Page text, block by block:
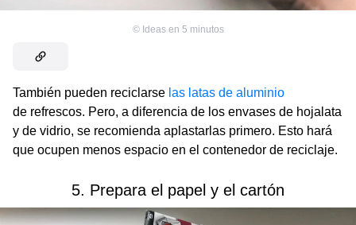
© Ideas en 5 minutos
También pueden reciclarse las latas de aluminio
de refrescos. Pero, a diferencia de los envases de hojalata
y de vidrio, se recomienda aplastarlas primero. Esto hará
que ocupen menos espacio en el contenedor de reciclaje.
5. Prepara el papel y el cartón